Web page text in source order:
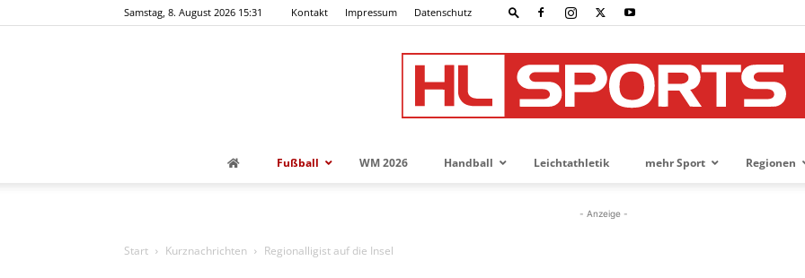
Samstag, 8. August 2026 15:31 Kontakt Impressum Datenschutz
Fußball WM 2026 Handball Leichtathletik mehr Sport Regionen
- Anzeige -
Start Kurznachrichten Regionalligist auf die Insel